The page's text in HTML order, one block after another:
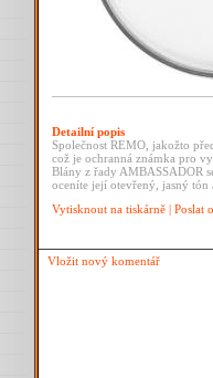
Detailní popis
Společnost REMO, jakožto
což je ochranná známka pro
Blány z řady AMBASSADOR
oceníte její otevřený, jasný tón
Vytisknout na tiskárně | Poslat
Vložit nový komentář